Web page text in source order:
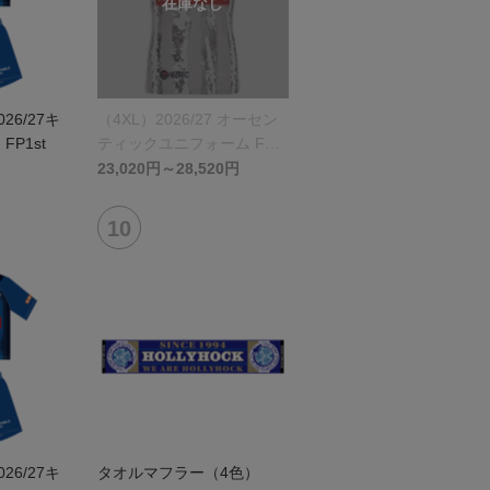
27キ
FP1st
（4XL）2026/27 オーセン
ティックユニフォーム FP 2
nd
23,020円～28,520円
27キ
タオルマフラー（4色）